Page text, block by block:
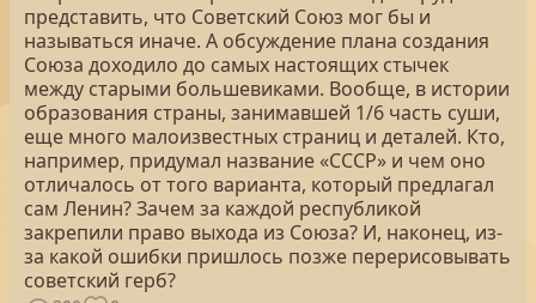
представить, что Советский Союз мог бы и
называться иначе. А обсуждение плана создания
Союза доходило до самых настоящих стычек
между старыми большевиками. Вообще, в истории
образования страны, занимавшей 1/6 часть суши,
еще много малоизвестных страниц и деталей. Кто,
например, придумал название «СССР» и чем оно
отличалось от того варианта, который предлагал
сам Ленин? Зачем за каждой республикой
закрепили право выхода из Союза? И, наконец, из-
за какой ошибки пришлось позже перерисовывать
советский герб?